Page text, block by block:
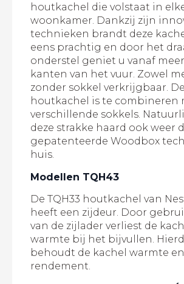
houtkachel die volstaat in
woonkamer. Dankzij zijn
technieken brandt deze
eens prachtig en door het
onderstel geniet u vanaf
kanten van het vuur. Zowel
zonder sokkel verkrijgbaar.
houtkachel is te combineren
verschillende sokkels.
deze strakke haard ook weer
gepatenteerde Woodbox
huis.
Modellen TQH43
De TQH33 houtkachel van
heeft een zijdeur. Door
van de zijlader verliest de
warmte bij het bijvullen.
behoudt de kachel warmte
rendement.